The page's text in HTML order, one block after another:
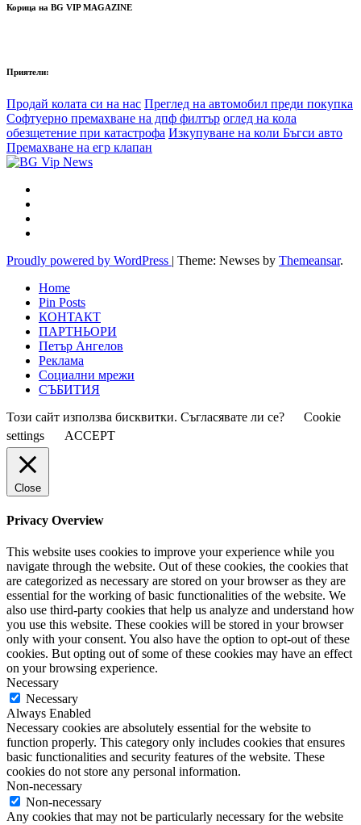
Корица на BG VIP MAGAZINE
Приятели:
Продай колата си на нас Преглед на автомобил преди покупка
Софтуерно премахване на дпф филтър оглед на кола
обезщетение при катастрофа Изкупуване на коли Бъгси авто
Премахване на егр клапан
Proudly powered by WordPress | Theme: Newses by Themeansar.
Home
Pin Posts
КОНТАКТ
ПАРТНЬОРИ
Петър Ангелов
Реклама
Социални мрежи
СЪБИТИЯ
Този сайт използва бисквитки. Съгласявате ли се?
Cookie
settings
ACCEPT
Close
Privacy Overview
This website uses cookies to improve your experience while you
navigate through the website. Out of these cookies, the cookies that
are categorized as necessary are stored on your browser as they are
essential for the working of basic functionalities of the website. We
also use third-party cookies that help us analyze and understand how
you use this website. These cookies will be stored in your browser
only with your consent. You also have the option to opt-out of these
cookies. But opting out of some of these cookies may have an effect
on your browsing experience.
Necessary
Necessary
Always Enabled
Necessary cookies are absolutely essential for the website to
function properly. This category only includes cookies that ensures
basic functionalities and security features of the website. These
cookies do not store any personal information.
Non-necessary
Non-necessary
Any cookies that may not be particularly necessary for the website